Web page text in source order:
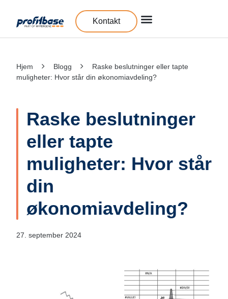
Kontakt
Hjem Blogg
Raske beslutninger eller tapte
muligheter: Hvor står din økonomiavdeling?
Raske beslutninger
eller tapte
muligheter: Hvor står
din
økonomiavdeling?
27. september 2024